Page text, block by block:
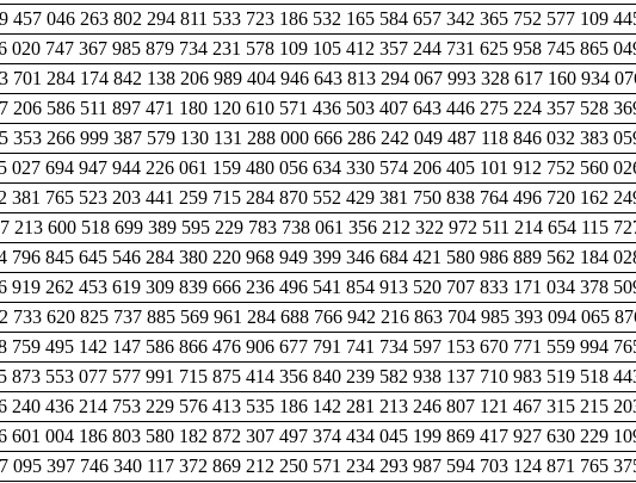
457 046 263 802 294 811 533 723 186 532 165 584 657 342 365 752 577 109
020 747 367 985 879 734 231 578 109 105 412 357 244 731 625 958 745 865
701 284 174 842 138 206 989 404 946 643 813 294 067 993 328 617 160 934
206 586 511 897 471 180 120 610 571 436 503 407 643 446 275 224 357 528
353 266 999 387 579 130 131 288 000 666 286 242 049 487 118 846 032 383
027 694 947 944 226 061 159 480 056 634 330 574 206 405 101 912 752 560
381 765 523 203 441 259 715 284 870 552 429 381 750 838 764 496 720 162
213 600 518 699 389 595 229 783 738 061 356 212 322 972 511 214 654 115
796 845 645 546 284 380 220 968 949 399 346 684 421 580 986 889 562 184
919 262 453 619 309 839 666 236 496 541 854 913 520 707 833 171 034 378
733 620 825 737 885 569 961 284 688 766 942 216 863 704 985 393 094 065
759 495 142 147 586 866 476 906 677 791 741 734 597 153 670 771 559 994
873 553 077 577 991 715 875 414 356 840 239 582 938 137 710 983 519 518
240 436 214 753 229 576 413 535 186 142 281 213 246 807 121 467 315 215
601 004 186 803 580 182 872 307 497 374 434 045 199 869 417 927 630 229
095 397 746 340 117 372 869 212 250 571 234 293 987 594 703 124 871 765